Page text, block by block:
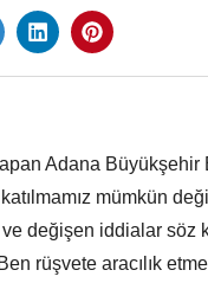
Adana Büyükşehir
katılmamız mümkün
değişen iddialar söz
rüşvete aracılık